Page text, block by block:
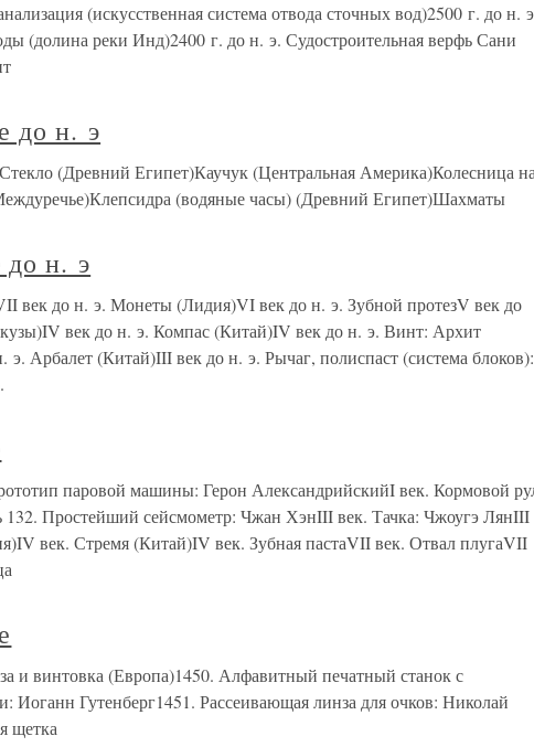
(искусственная система отвода сточных вод)2500 г. до н.
(долина реки Инд)2400 г. до н. э. Судостроительная верфь Сани
до н. э
(Древний Египет)Каучук (Центральная Америка)Колесница
(водяные часы) (Древний Египет)Шахматы
до н. э
век до н. э. Монеты (Лидия)VI век до н. э. Зубной протезV век до
век до н. э. Компас (Китай)IV век до н. э. Винт: Архит
э. Арбалет (Китай)III век до н. э. Рычаг, полиспаст (система блоков):
паровой машины: Герон АлександрийскийI век. Кормовой
132. Простейший сейсмометр: Чжан ХэнIII век. Тачка: Чжоугэ ЛянIII
век. Стремя (Китай)IV век. Зубная пастаVII век. Отвал плугаVII
и винтовка (Европа)1450. Алфавитный печатный станок с
Иоганн Гутенберг1451. Рассеивающая линза для очков: Николай
щетка